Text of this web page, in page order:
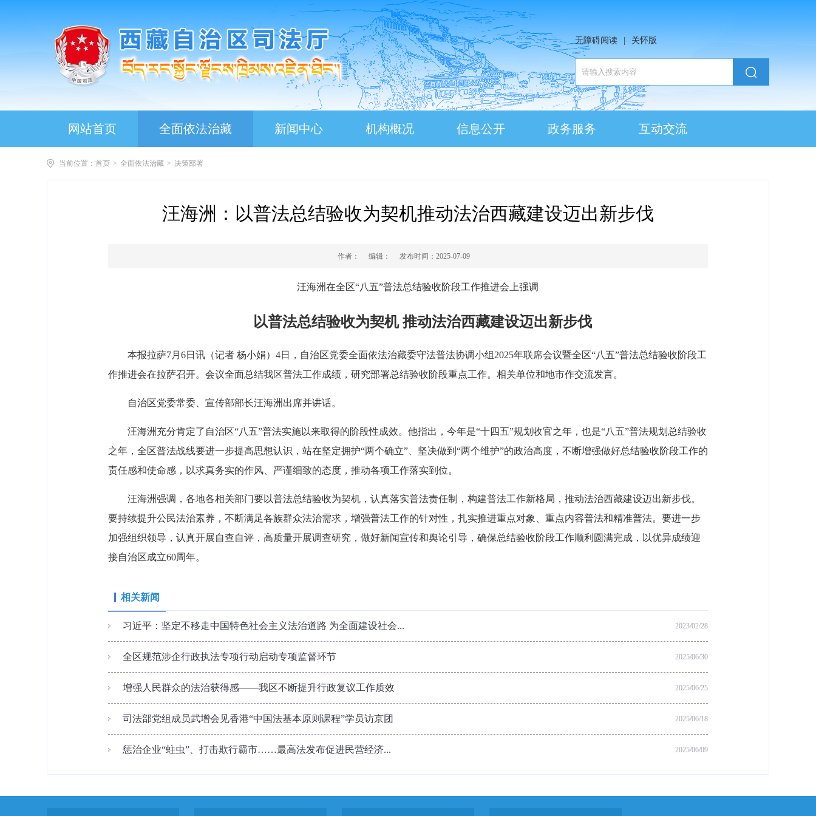
无障碍阅读 关怀版
网站首页 全面依法治藏 新闻中心 机构概况 信息公开 政务服务 互动交流
当前位置： 首页 > 全面依法治藏 > 决策部署
汪海洲：以普法总结验收为契机推动法治西藏建设迈出新步伐
作者： 编辑： 发布时间： 2025-07-09
汪海洲在全区“八五”普法总结验收阶段工作推进会上强调
以普法总结验收为契机 推动法治西藏建设迈出新步伐
本报拉萨7月6日讯（记者 杨小娟）4日，自治区党委全面依法治藏委守法普法协调小组2025年联席会议暨全区“八五”普法总结验收阶段工
作推进会在拉萨召开。会议全面总结我区普法工作成绩，研究部署总结验收阶段重点工作。相关单位和地市作交流发言。
自治区党委常委、宣传部部长汪海洲出席并讲话。
汪海洲充分肯定了自治区“八五”普法实施以来取得的阶段性成效。他指出，今年是“十四五”规划收官之年，也是“八五”普法规划总结验收
之年，全区普法战线要进一步提高思想认识，站在坚定拥护“两个确立”、坚决做到“两个维护”的政治高度，不断增强做好总结验收阶段工作的
责任感和使命感，以求真务实的作风、严谨细致的态度，推动各项工作落实到位。
汪海洲强调，各地各相关部门要以普法总结验收为契机，认真落实普法责任制，构建普法工作新格局，推动法治西藏建设迈出新步伐。
要持续提升公民法治素养，不断满足各族群众法治需求，增强普法工作的针对性，扎实推进重点对象、重点内容普法和精准普法。要进一步
加强组织领导，认真开展自查自评，高质量开展调查研究，做好新闻宣传和舆论引导，确保总结验收阶段工作顺利圆满完成，以优异成绩迎
接自治区成立60周年。
相关新闻
习近平：坚定不移走中国特色社会主义法治道路 为全面建设社会... 2023/02/28
全区规范涉企行政执法专项行动启动专项监督环节 2025/06/30
增强人民群众的法治获得感——我区不断提升行政复议工作质效 2025/06/25
司法部党组成员武增会见香港“中国法基本原则课程”学员访京团 2025/06/18
惩治企业“蛀虫”、打击欺行霸市……最高法发布促进民营经济... 2025/06/09